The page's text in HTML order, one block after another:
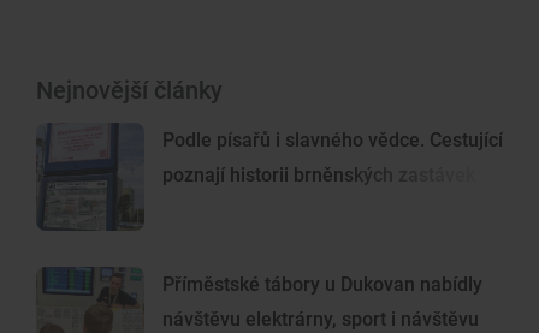
Nejnovější články
Podle písařů i slavného vědce. Cestující
poznají historii brněnských zastávek
Příměstské tábory u Dukovan nabídly
návštěvu elektrárny, sport i návštěvu